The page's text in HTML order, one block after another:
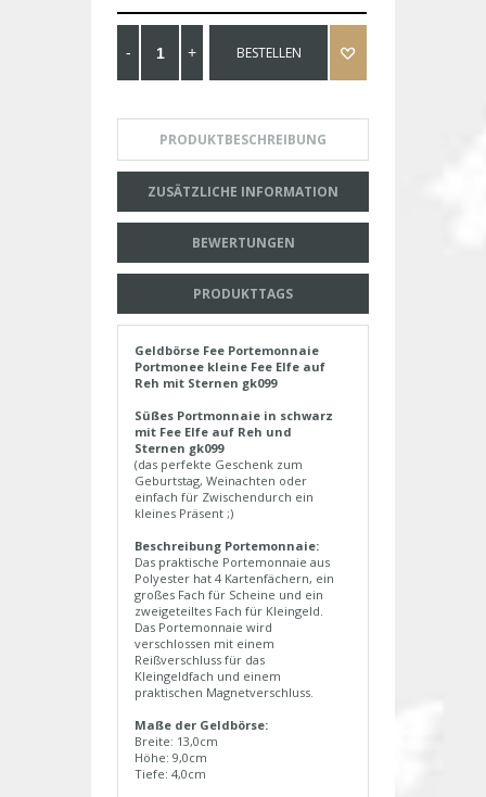
BESTELLEN
PRODUKTBESCHREIBUNG
ZUSÄTZLICHE INFORMATION
BEWERTUNGEN
PRODUKTTAGS
Geldbörse Fee Portemonnaie
Portmonee kleine Fee Elfe auf
Reh mit Sternen gk099
Süßes Portmonnaie in schwarz
mit Fee Elfe auf Reh und
Sternen gk099
(das perfekte Geschenk zum
Geburtstag, Weinachten oder
einfach für Zwischendurch ein
kleines Präsent ;)
Beschreibung Portemonnaie:
Das praktische Portemonnaie aus
Polyester hat 4 Kartenfächern, ein
großes Fach für Scheine und ein
zweigeteiltes Fach für Kleingeld.
Das Portemonnaie wird
verschlossen mit einem
Reißverschluss für das
Kleingeldfach und einem
praktischen Magnetverschluss.
Maße der Geldbörse:
Breite: 13,0cm
Höhe: 9,0cm
Tiefe: 4,0cm